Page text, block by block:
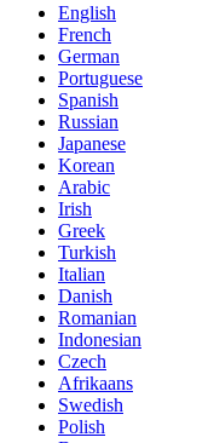
English
French
German
Portuguese
Spanish
Russian
Japanese
Korean
Arabic
Irish
Greek
Turkish
Italian
Danish
Romanian
Indonesian
Czech
Afrikaans
Swedish
Polish